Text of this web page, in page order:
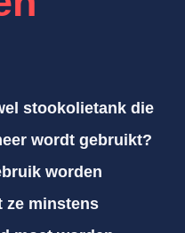
stookolietank die
wordt gebruikt?
worden
ze minstens